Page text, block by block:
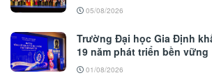
05/08/2026
Trường Đại học Gia Định
19 năm phát triển bền vững
01/08/2026